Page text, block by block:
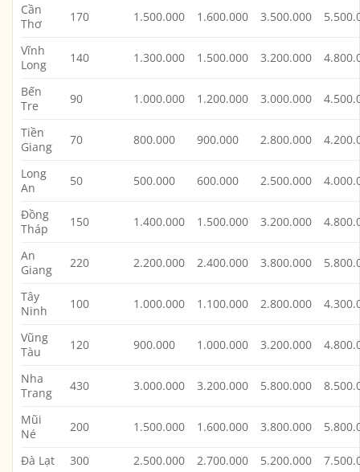
Cần
Thơ
170 1.500.000 1.600.000 3.500.000
Vĩnh
Long
140 1.300.000 1.500.000 3.200.000
Bến
Tre
90 1.000.000 1.200.000 3.000.000
Tiền
Giang
70 800.000 900.000 2.800.000
Long
An
50 500.000 600.000 2.500.000
Đồng
Tháp
150 1.400.000 1.500.000 3.200.000
An
Giang
220 2.200.000 2.400.000 3.800.000
Tây
Ninh
100 1.000.000 1.100.000 2.800.000
Vũng
Tàu
120 900.000 1.000.000 3.200.000
Nha
Trang
430 3.000.000 3.200.000 5.800.000
Mũi
Né
200 1.500.000 1.600.000 3.800.000
Đà Lạt 300 2.500.000 2.700.000 5.200.000